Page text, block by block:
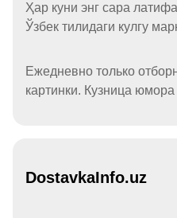
Ҳар куни энг сара
Ўзбек тилидаги кулгу
Ежедневно только
картинки. Кузница
DostavkaInfo.uz